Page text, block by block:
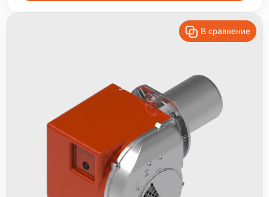
В сравнение